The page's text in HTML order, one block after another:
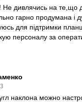
Не дивлячись на те,що
гарно продумана і
для підтримки
персоналу за
наклона можно